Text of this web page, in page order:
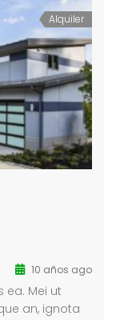
Alquiler
10 años ago
ea. Mei ut
an, ignota